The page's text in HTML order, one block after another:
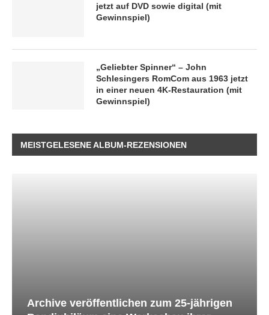
jetzt auf DVD sowie digital (mit
Gewinnspiel)
„Geliebter Spinner“ – John
Schlesingers RomCom aus 1963 jetzt
in einer neuen 4K-Restauration (mit
Gewinnspiel)
MEISTGELESENE ALBUM-REZENSIONEN
Archive veröffentlichen zum 25-jährigen